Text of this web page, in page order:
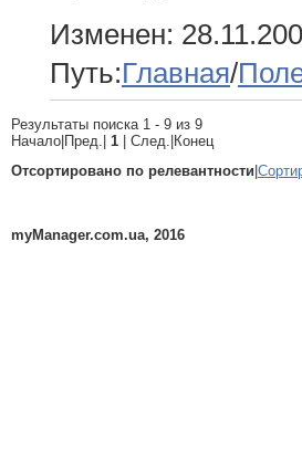
Изменен:
Путь:Главная/
Результаты поиска 1 - 9 из 9
Начало|Пред.| 1 | След.|Конец
Отсортировано по релевантности
myManager.com.ua, 2016